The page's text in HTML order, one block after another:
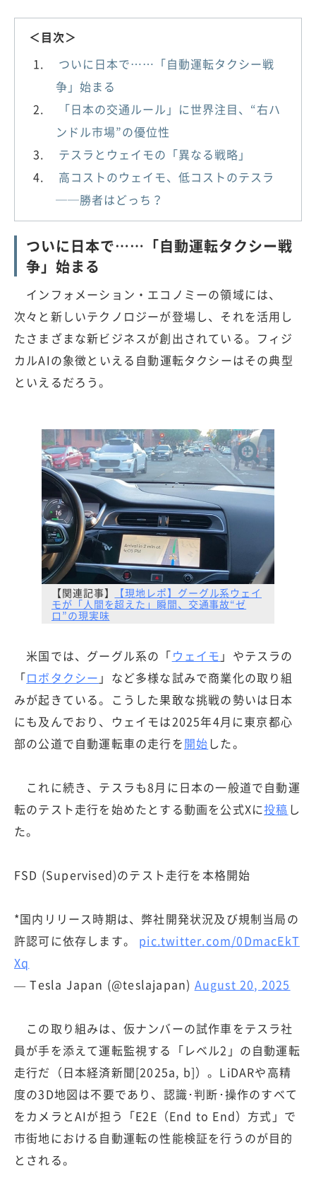
＜目次＞
ついに日本で……「自動運転タクシー戦
争」始まる
「日本の交通ルール」に世界注目、“右ハ
ンドル市場”の優位性
テスラとウェイモの「異なる戦略」
高コストのウェイモ、低コストのテスラ
──勝者はどっち？
ついに日本で……「自動運転タクシー戦
争」始まる
インフォメーション・エコノミーの領域には、
次々と新しいテクノロジーが登場し、それを活用し
たさまざまな新ビジネスが創出されている。フィジ
カルAIの象徴といえる自動運転タクシーはその典型
といえるだろう。
【関連記事】
【現地レポ】グーグル系ウェイ
モが「人間を超えた」瞬間、交通事故“ゼ
ロ”の現実味
米国では、グーグル系の「ウェイモ 」やテスラの
「ロボタクシー 」など多様な試みで商業化の取り組
みが起きている。こうした果敢な挑戦の勢いは日本
にも及んでおり、ウェイモは2025年4月に東京都心
部の公道で自動運転車の走行を開始した。
これに続き、テスラも8月に日本の一般道で自動運
転のテスト走行を始めたとする動画を公式Xに投稿 し
た。
FSD (Supervised)のテスト走行を本格開始
*国内リリース時期は、弊社開発状況及び規制当局の
許認可に依存します。 pic.twitter.com/0DmacEkT
Xq
— Tesla Japan (@teslajapan) August 20, 2025
この取り組みは、仮ナンバーの試作車をテスラ社
員が手を添えて運転監視する「レベル2」の自動運転
走行だ（日本経済新聞[2025a, b]）。LiDARや高精
度の3D地図は不要であり、認識･判断･操作のすべて
をカメラとAIが担う「E2E（End to End）方式」で
市街地における自動運転の性能検証を行うのが目的
とされる。